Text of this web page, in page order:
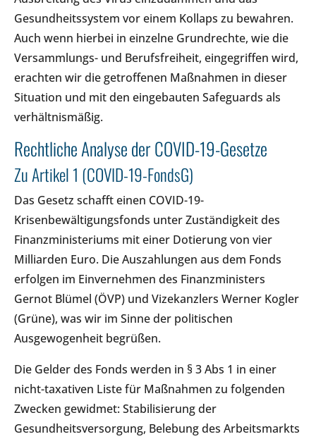
Gesundheitssystem vor einem Kollaps zu bewahren.
Auch wenn hierbei in einzelne Grundrechte, wie die
Versammlungs- und Berufsfreiheit, eingegriffen wird,
erachten wir die getroffenen Maßnahmen in dieser
Situation und mit den eingebauten Safeguards als
verhältnismäßig.
Rechtliche Analyse der COVID-19-Gesetze
Zu Artikel 1 (COVID-19-FondsG)
Das Gesetz schafft einen COVID-19-
Krisenbewältigungsfonds unter Zuständigkeit des
Finanzministeriums mit einer Dotierung von vier
Milliarden Euro. Die Auszahlungen aus dem Fonds
erfolgen im Einvernehmen des Finanzministers
Gernot Blümel (ÖVP) und Vizekanzlers Werner Kogler
(Grüne), was wir im Sinne der politischen
Ausgewogenheit begrüßen.
Die Gelder des Fonds werden in § 3 Abs 1 in einer
nicht-taxativen Liste für Maßnahmen zu folgenden
Zwecken gewidmet: Stabilisierung der
Gesundheitsversorgung, Belebung des Arbeitsmarkts